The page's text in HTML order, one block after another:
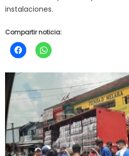
instalaciones.
Compartir noticia: